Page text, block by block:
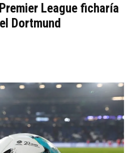
League ficharía
Dortmund